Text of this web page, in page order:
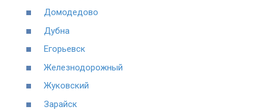
Домодедово
Дубна
Егорьевск
Железнодорожный
Жуковский
Зарайск